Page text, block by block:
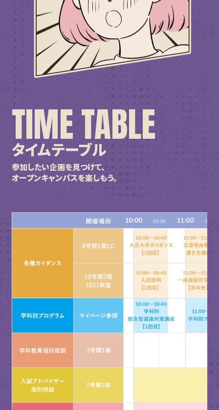
TIME TABLE
タイムテーブル
参加したい企画を見つけて、
オープンキャンパスを楽しもう。